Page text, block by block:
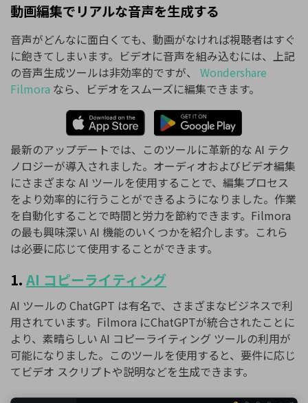
動画編集でリアルな音声を生成する
音声がどんなに面白くても、動画がなければ視聴者はすぐ
に飽きてしまいます。ビデオに音声を組み込むには、上記
の音声生成ツールは非効率的ですが、 Wondershare
Filmora なら、ビデオをスムーズに編集できます。
最新のアップデートでは、このツールに革新的な AI テク
ノロジーが導入されました。オーディオおよびビデオ編集
にさまざまな AI ツールを使用することで、編集プロセス
をより効率的に行うことができるようになりました。作業
を自動化することで時間と労力を節約できます。Filmora
の最も興味深い AI 機能のいくつかを紹介します。これら
は必要に応じて使用することができます。
1. AI コピーライティング
AI ツールの ChatGPT は有名で、さまざまなビジネスで利
用されています。Filmora にChatGPTが統合されたことに
より、素晴らしい AI コピーライティング ツールの利用が
可能になりました。このツールを使用すると、要件に応じ
てビデオ スクリプトや説明などを生成できます。